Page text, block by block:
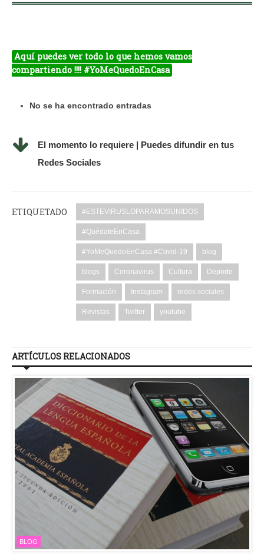
Aquí puedes ver todo lo que hemos vamos
compartiendo !!!! #YoMeQuedoEnCasa
No se ha encontrado entradas
El momento lo requiere | Puedes difundir en tus
Redes Sociales
ETIQUETADO #ESTEVIRUSLOPARAMOSUNIDOS
#QuédateEnCasa
#YoMeQuedoEnCasa #Covid-19 blog
blogs Coronavirus Cultura Deporte
Formación Instagram redes sociales
Revistas Twitter youtube
ARTÍCULOS RELACIONADOS
BLOG